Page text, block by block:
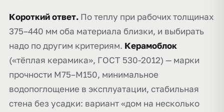
Короткий ответ. По теплу при рабочих толщинах
375–440 мм оба материала близки, и выбирать
надо по другим критериям. Керамоблок
(«тёплая керамика», ГОСТ 530-2012) — марки
прочности М75–М150, минимальное
водопоглощение в эксплуатации, стабильная
стена без усадки: вариант «дом на несколько